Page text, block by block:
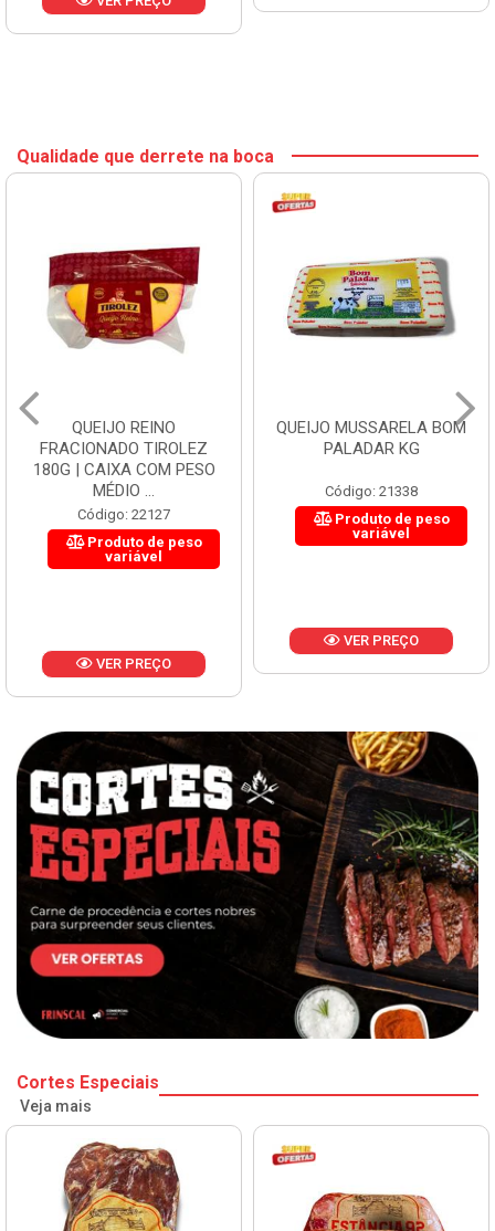
Qualidade que derrete na boca
QUEIJO REINO
FRACIONADO TIROLEZ
180G | CAIXA COM PESO
MÉDIO ...
Código: 22127
Produto de peso
variável
VER PREÇO
QUEIJO MUSSARELA BOM
PALADAR KG
Código: 21338
Produto de peso
variável
VER PREÇO
Cortes Especiais
Veja mais